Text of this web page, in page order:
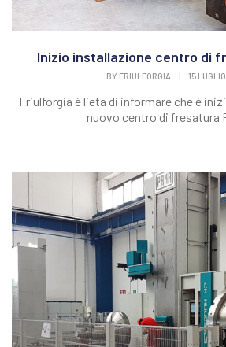
Inizio installazione centro di
BY FRIULFORGIA | 15
Friulforgia è lieta di informare che è
nuovo centro di fresatura